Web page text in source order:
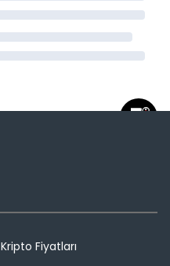
Kripto Fiyatları